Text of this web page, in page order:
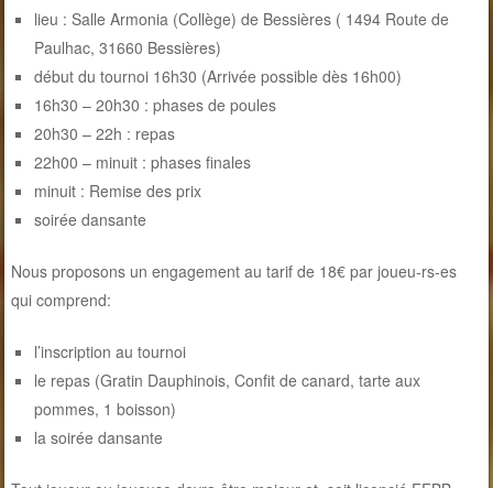
lieu : Salle Armonia (Collège) de Bessières ( 1494 Route de
Paulhac, 31660 Bessières)
début du tournoi 16h30 (Arrivée possible dès 16h00)
16h30 – 20h30 : phases de poules
20h30 – 22h : repas
22h00 – minuit : phases finales
minuit : Remise des prix
soirée dansante
Nous proposons un engagement au tarif de 18€ par joueu-rs-es
qui comprend:
l’inscription au tournoi
le repas (Gratin Dauphinois, Confit de canard, tarte aux
pommes, 1 boisson)
la soirée dansante